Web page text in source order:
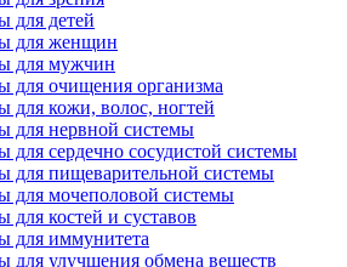
для детей
для женщин
для мужчин
для очищения организма
для кожи, волос, ногтей
для нервной системы
сердечно сосудистой системы
для пищеварительной системы
для мочеполовой системы
костей и суставов
для иммунитета
для улучшения обмена веществ